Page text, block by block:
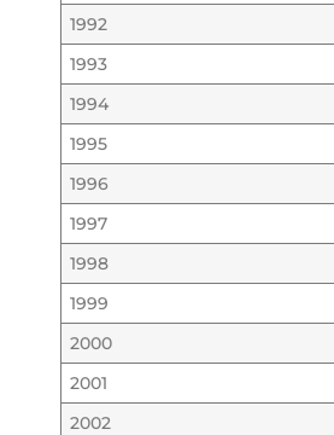
1992
1993
1994
1995
1996
1997
1998
1999
2000
2001
2002